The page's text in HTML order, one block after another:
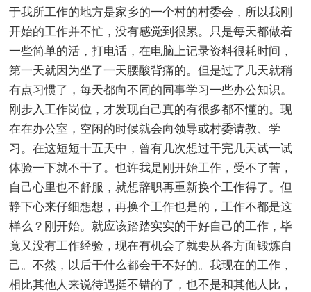
于我所工作的地方是家乡的一个村的村委会，所以我刚
开始的工作并不忙，没有感觉到很累。只是每天都做着
一些简单的活，打电话，在电脑上记录资料很耗时间，
第一天就因为坐了一天腰酸背痛的。但是过了几天就稍
有点习惯了，每天都向不同的同事学习一些办公知识。
刚步入工作岗位，才发现自己真的有很多都不懂的。现
在在办公室，空闲的时候就会向领导或村委请教、学
习。在这短短十五天中，曾有几次想过干完几天试一试
体验一下就不干了。也许我是刚开始工作，受不了苦，
自己心里也不舒服，就想辞职再重新换个工作得了。但
静下心来仔细想想，再换个工作也是的，工作不都是这
样么？刚开始。就应该踏踏实实的干好自己的工作，毕
竟又没有工作经验，现在有机会了就要从各方面锻炼自
己。不然，以后干什么都会干不好的。我现在的工作，
相比其他人来说待遇挺不错的了，也不是和其他人比，